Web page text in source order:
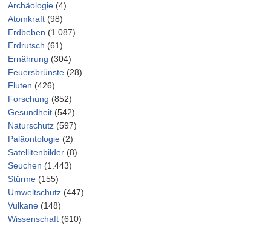
Archäologie (4)
Atomkraft (98)
Erdbeben (1.087)
Erdrutsch (61)
Ernährung (304)
Feuersbrünste (28)
Fluten (426)
Forschung (852)
Gesundheit (542)
Naturschutz (597)
Paläontologie (2)
Satellitenbilder (8)
Seuchen (1.443)
Stürme (155)
Umweltschutz (447)
Vulkane (148)
Wissenschaft (610)